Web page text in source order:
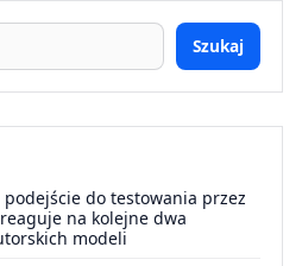
Szukaj
do testowania przez
na kolejne dwa
modeli